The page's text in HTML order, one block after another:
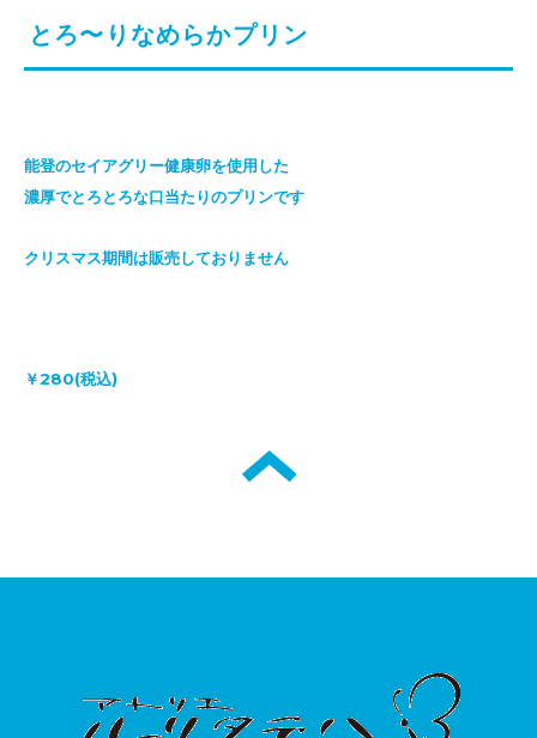
とろ〜りなめらかプリン
能登のセイアグリー健康卵を使用した
濃厚でとろとろな口当たりのプリンです
クリスマス期間は販売しておりません
￥280(税込)